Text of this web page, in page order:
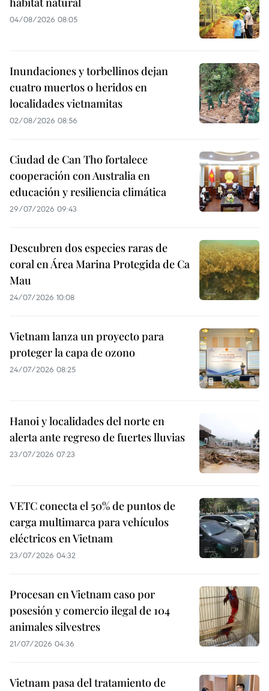
04/08/2026 08:05
Inundaciones y torbellinos dejan
cuatro muertos o heridos en
localidades vietnamitas
02/08/2026 08:56
Ciudad de Can Tho fortalece
cooperación con Australia en
educación y resiliencia climática
29/07/2026 09:43
Descubren dos especies raras de
coral en Área Marina Protegida de Ca
Mau
24/07/2026 10:08
Vietnam lanza un proyecto para
proteger la capa de ozono
24/07/2026 08:25
Hanoi y localidades del norte en
alerta ante regreso de fuertes lluvias
23/07/2026 07:23
VETC conecta el 50% de puntos de
carga multimarca para vehículos
eléctricos en Vietnam
23/07/2026 04:32
Procesan en Vietnam caso por
posesión y comercio ilegal de 104
animales silvestres
21/07/2026 04:36
Vietnam pasa del tratamiento de